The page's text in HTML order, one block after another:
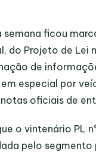
semana ficou
do Projeto de
de
especial por
oficiais de
o vintenário PL
pelo